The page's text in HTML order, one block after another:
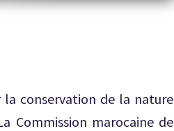
la conservation de la nature
Commission marocaine de